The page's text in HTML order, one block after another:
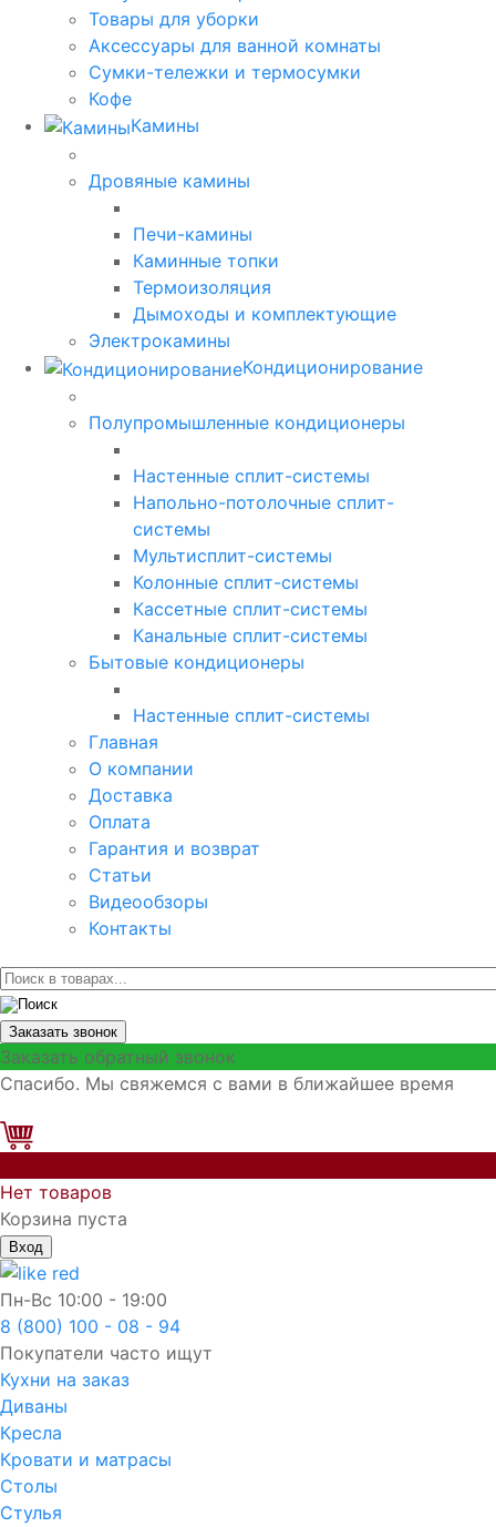
Товары для уборки
Аксессуары для ванной комнаты
Сумки-тележки и термосумки
Кофе
Камины
Дровяные камины
Печи-камины
Каминные топки
Термоизоляция
Дымоходы и комплектующие
Электрокамины
Кондиционирование
Полупромышленные кондиционеры
Настенные сплит-системы
Напольно-потолочные сплит-
системы
Мультисплит-системы
Колонные сплит-системы
Кассетные сплит-системы
Канальные сплит-системы
Бытовые кондиционеры
Настенные сплит-системы
Главная
О компании
Доставка
Оплата
Гарантия и возврат
Статьи
Видеообзоры
Контакты
Заказать звонок
Заказать обратный звонок
Спасибо. Мы свяжемся с вами в ближайшее время
Нет товаров
Корзина пуста
Вход
Пн-Вс 10:00 - 19:00
8 (800) 100 - 08 - 94
Покупатели часто ищут
Кухни на заказ
Диваны
Кресла
Кровати и матрасы
Столы
Стулья